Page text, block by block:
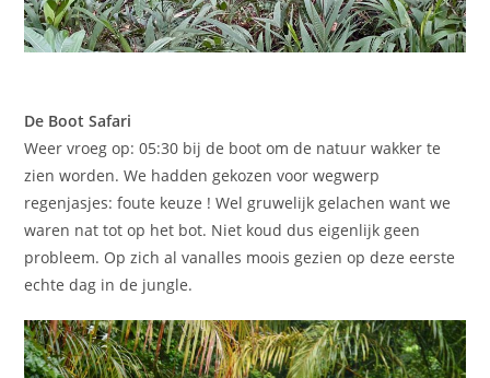
De Boot Safari
Weer vroeg op: 05:30 bij de boot om de natuur wakker te
zien worden. We hadden gekozen voor wegwerp
regenjasjes: foute keuze ! Wel gruwelijk gelachen want we
waren nat tot op het bot. Niet koud dus eigenlijk geen
probleem. Op zich al vanalles moois gezien op deze eerste
echte dag in de jungle.